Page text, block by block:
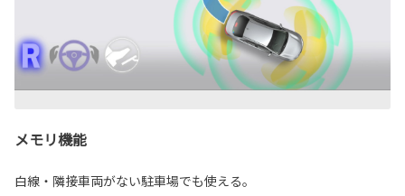
メモリ機能
白線・隣接車両がない駐車場でも使える。